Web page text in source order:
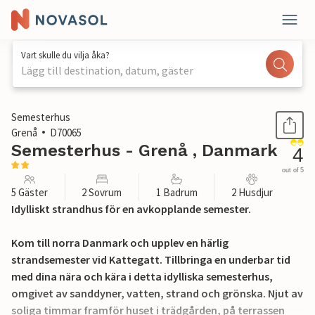
Vart skulle du vilja åka?
Lägg till destination, datum, gäster
1 / 24
Semesterhus
Grenå
D70065
Semesterhus - Grenå , Danmark 4
out of 5
5 Gäster 2 Sovrum 1 Badrum 2 Husdjur
Idylliskt strandhus för en avkopplande semester.
Kom till norra Danmark och upplev en härlig
strandsemester vid Kattegatt. Tillbringa en underbar tid
med dina nära och kära i detta idylliska semesterhus,
omgivet av sanddyner, vatten, strand och grönska. Njut av
soliga timmar framför huset i trädgården, på terrassen